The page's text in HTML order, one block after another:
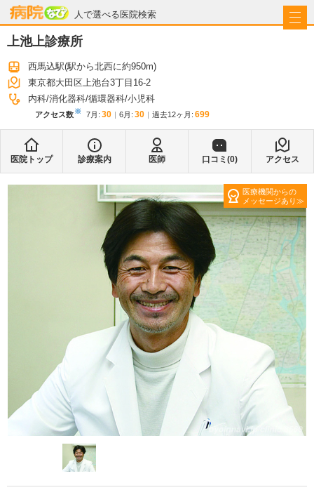
人で選べる医院検索
病院なび
上池上診療所
西馬込駅(駅から北西に約950m)
東京都大田区上池台3丁目16-2
内科 消化器科 循環器科 小児科
アクセス数※ 7月 : 30 6月 : 30 過去12ヶ月: 699
医院トップ 診療案内 医師 口コミ(0) アクセス
医療機関からの
メッセージあり